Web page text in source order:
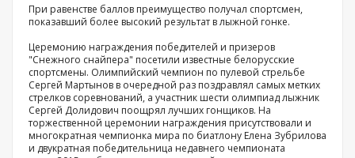
При равенстве баллов преимущество получал спортсмен,
показавший более высокий результат в лыжной гонке.
Церемонию награждения победителей и призеров
"Снежного снайпера" посетили известные белорусские
спортсмены. Олимпийский чемпион по пулевой стрельбе
Сергей Мартынов в очередной раз поздравлял самых метких
стрелков соревнований, а участник шести олимпиад лыжник
Сергей Долидович поощрял лучших гонщиков. На
торжественной церемонии награждения присутствовали и
многократная чемпионка мира по биатлону Елена Зубрилова
и двукратная победительница недавнего чемпионата